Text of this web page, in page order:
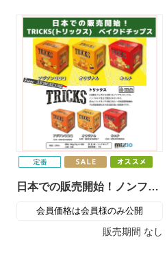
日本での販売開始！ノンフライポテトチップスTRICKS(トリックス)
会員価格は会員様のみ公開
販売期間 なし